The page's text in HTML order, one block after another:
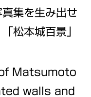
集を生み出せ
松本城百景」
Matsumoto
walls and